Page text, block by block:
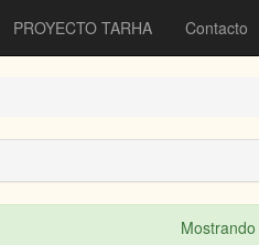
PROYECTO TARHA Contacto
Mostrando